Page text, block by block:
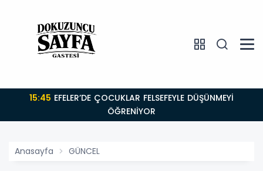
15:45
ÖĞRENİYOR
Anasayfa GÜNCEL